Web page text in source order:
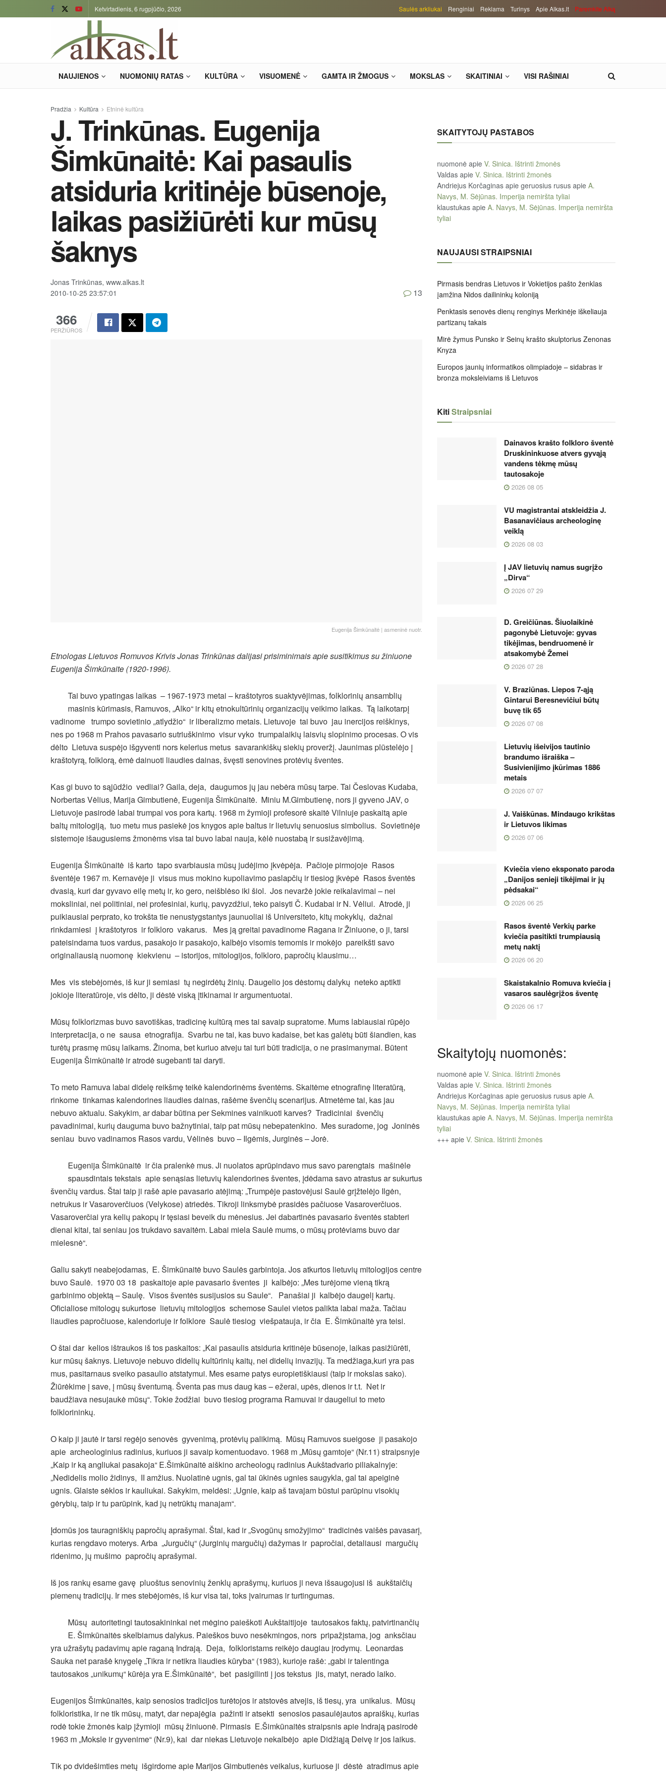
Ketvirtadienis, 6 rugpjūčio, 2026 Saulės arkliukai Renginiai Reklama Turinys Apie Alkas.lt Paremkite Alką
NAUJIENOS NUOMONIŲ RATAS KULTŪRA VISUOMENĖ GAMTA IR ŽMOGUS MOKSLAS SKAITINIAI VISI RAŠINIAI
Pradžia Kultūra Etninė kultūra
J. Trinkūnas. Eugenija
Šimkūnaitė: Kai pasaulis
atsiduria kritinėje būsenoje,
laikas pasižiūrėti kur mūsų
šaknys
Jonas Trinkūnas, www.alkas.lt
2010-10-25 23:57:01
366
PERŽIŪROS
13
Eugenija Šimkūnaitė | asmeninė nuotr.
Etnologas Lietuvos Romuvos Krivis Jonas Trinkūnas dalijasi prisiminimais apie susitikimus su žiniuone
Eugenija Šimkūnaite (1920-1996).
Tai buvo ypatingas laikas – 1967-1973 metai – kraštotyros suaktyvėjimas, folklorinių ansamblių
masinis kūrimasis, Ramuvos, „Alko“ ir kitų etnokultūrinių organizacijų veikimo laikas. Tą laikotarpį
vadinome trumpo sovietinio „atlydžio“ ir liberalizmo metais. Lietuvoje tai buvo jau inercijos reiškinys,
nes po 1968 m Prahos pavasario sutriuškinimo visur vyko trumpalaikių laisvių slopinimo procesas. O vis
dėlto Lietuva suspėjo išgyventi nors kelerius metus savarankiškų siekių proveržį. Jaunimas plūstelėjo į
kraštotyrą, folklorą, ėmė dainuoti liaudies dainas, švęsti senovines protėvių šventes.
Kas gi buvo to sąjūdžio vedliai? Gaila, deja, daugumos jų jau nebėra mūsų tarpe. Tai Česlovas Kudaba,
Norbertas Vėlius, Marija Gimbutienė, Eugenija Šimkūnaitė. Miniu M.Gimbutienę, nors ji gyveno JAV, o
Lietuvoje pasirodė labai trumpai vos pora kartų. 1968 m žymioji profesorė skaitė Vilniuje paskaitą apie
baltų mitologiją, tuo metu mus pasiekė jos knygos apie baltus ir lietuvių senuosius simbolius. Sovietinėje
sistemoje išaugusiems žmonėms visa tai buvo labai nauja, kėlė nuostabą ir susižavėjimą.
Eugenija Šimkūnaitė iš karto tapo svarbiausia mūsų judėjimo įkvėpėja. Pačioje pirmojoje Rasos
šventėje 1967 m. Kernavėje ji visus mus mokino kupoliavimo paslapčių ir tiesiog įkvėpė Rasos šventės
dvasią, kuri dar gyvavo eilę metų ir, ko gero, neišblėso iki šiol. Jos nevaržė jokie reikalavimai – nei
moksliniai, nei politiniai, nei profesiniai, kurių, pavyzdžiui, teko paisyti Č. Kudabai ir N. Vėliui. Atrodė, ji
puikiausiai perprato, ko trokšta tie nenustygstantys jaunuoliai iš Universiteto, kitų mokyklų, dažnai
rinkdamiesi į kraštotyros ir folkloro vakarus. Mes ją greitai pavadinome Ragana ir Žiniuone, o ji, tarsi
pateisindama tuos vardus, pasakojo ir pasakojo, kalbėjo visomis temomis ir mokėjo pareikšti savo
originaliausią nuomonę kiekvienu – istorijos, mitologijos, folkloro, papročių klausimu…
Mes vis stebėjomės, iš kur ji semiasi tų negirdėtų žinių. Daugelio jos dėstomų dalykų neteko aptikti
jokioje literatūroje, vis dėlto, ji dėstė viską įtikinamai ir argumentuotai.
Mūsų folklorizmas buvo savotiškas, tradicinę kultūrą mes tai savaip supratome. Mums labiausiai rūpėjo
interpretacija, o ne sausa etnografija. Svarbu ne tai, kas buvo kadaise, bet kas galėtų būti šiandien, kas
turėtų prasmę mūsų laikams. Žinoma, bet kuriuo atveju tai turi būti tradicija, o ne prasimanymai. Būtent
Eugenija Šimkūnaitė ir atrodė sugebanti tai daryti.
To meto Ramuva labai didelę reikšmę teikė kalendorinėms šventėms. Skaitėme etnografinę literatūrą,
rinkome tinkamas kalendorines liaudies dainas, rašėme švenčių scenarijus. Atmetėme tai, kas jau
nebuvo aktualu. Sakykim, ar dabar būtina per Sekmines vainikuoti karves? Tradiciniai švenčių
pavadinimai, kurių dauguma buvo bažnytiniai, taip pat mūsų nebepatenkino. Mes suradome, jog Joninės
seniau buvo vadinamos Rasos vardu, Vėlinės buvo – Ilgėmis, Jurginės – Jorė.
Eugenija Šimkūnaitė ir čia pralenkė mus. Ji nuolatos aprūpindavo mus savo parengtais mašinėle
spausdintais tekstais apie senąsias lietuvių kalendorines šventes, įdėdama savo atrastus ar sukurtus
švenčių vardus. Štai taip ji rašė apie pavasario atėjimą: „Trumpėje pastovėjusi Saulė grįžtelėjo Ilgėn,
netrukus ir Vasaroverčiuos (Velykose) atriedės. Tikroji linksmybė prasidės pačiuose Vasaroverčiuos.
Vasaroverčiai yra kelių pakopų ir tęsiasi beveik du mėnesius. Jei dabartinės pavasario šventės stabteri
dienai kitai, tai seniau jos trukdavo savaitėm. Labai miela Saulė mums, o mūsų protėviams buvo dar
mielesnė“.
Galiu sakyti neabejodamas, E. Šimkūnaitė buvo Saulės garbintoja. Jos atkurtos lietuvių mitologijos centre
buvo Saulė. 1970 03 18 paskaitoje apie pavasario šventes ji kalbėjo: „Mes turėjome vieną tikrą
garbinimo objektą – Saulę. Visos šventės susijusios su Saule“. Panašiai ji kalbėjo daugelį kartų.
Oficialiose mitologų sukurtose lietuvių mitologijos schemose Saulei vietos palikta labai maža. Tačiau
liaudies papročiuose, kalendoriuje ir folklore Saulė tiesiog viešpatauja, ir čia E. Šimkūnaitė yra teisi.
O štai dar kelios ištraukos iš tos paskaitos: „Kai pasaulis atsiduria kritinėje būsenoje, laikas pasižiūrėti,
kur mūsų šaknys. Lietuvoje nebuvo didelių kultūrinių kaitų, nei didelių invazijų. Ta medžiaga,kuri yra pas
mus, pasitarnaus sveiko pasaulio atstatymui. Mes esame patys europietiškiausi (taip ir mokslas sako).
Žiūrėkime į save, į mūsų šventumą. Šventa pas mus daug kas – ežerai, upės, dienos ir t.t. Net ir
baudžiava nesujaukė mūsų“. Tokie žodžiai buvo tiesiog programa Ramuvai ir daugeliui to meto
folklorininkų.
O kaip ji jautė ir tarsi regėjo senovės gyvenimą, protėvių palikimą. Mūsų Ramuvos sueigose ji pasakojo
apie archeologinius radinius, kuriuos ji savaip komentuodavo. 1968 m „Mūsų gamtoje“ (Nr.11) straipsnyje
„Kaip ir ką angliukai pasakoja“ E.Šimkūnaitė aiškino archeologų radinius Aukštadvario piliakalnyje:
„Nedidelis molio židinys, II amžius. Nuolatinė ugnis, gal tai ūkinės ugnies saugykla, gal tai apeiginė
ugnis. Glaiste sėklos ir kauliukai. Sakykim, meldėsi: „Ugnie, kaip aš tavajam būstui parūpinu visokių
gėrybių, taip ir tu parūpink, kad jų netrūktų manajam“.
Įdomūs jos tauragniškių papročių aprašymai. Štai, kad ir „Svogūnų smožyjimo“ tradicinės vaišės pavasarį,
kurias rengdavo moterys. Arba „Jurgučių“ (Jurginių margučių) dažymas ir papročiai, detaliausi margučių
ridenimo, jų mušimo papročių aprašymai.
Iš jos rankų esame gavę pluoštus senovinių ženklų aprašymų, kuriuos ji neva išsaugojusi iš aukštaičių
piemenų tradicijų. Ir mes stebėjomės, iš kur visa tai, toks įvairumas ir turtingumas.
Mūsų autoritetingi tautosakininkai net mėgino paieškoti Aukštaitijoje tautosakos faktų, patvirtinančių
E. Šimkūnaitės skelbiamus dalykus. Paieškos buvo nesėkmingos, nors pripažįstama, jog anksčiau
yra užrašytų padavimų apie raganą Indrają. Deja, folkloristams reikėjo daugiau įrodymų. Leonardas
Sauka net parašė knygelę „Tikra ir netikra liaudies kūryba“ (1983), kurioje rašė: „gabi ir talentinga
tautosakos „unikumų“ kūrėja yra E.Šimkūnaitė“, bet pasigilinti į jos tekstus jis, matyt, nerado laiko.
Eugenijos Šimkūnaitės, kaip senosios tradicijos turėtojos ir atstovės atvejis, iš tiesų, yra unikalus. Mūsų
folkloristika, ir ne tik mūsų, matyt, dar nepajėgia pažinti ir atsekti senosios pasaulėjautos apraiškų, kurias
rodė tokie žmonės kaip įžymioji mūsų žiniuonė. Pirmasis E.Šimkūnaitės straipsnis apie Indrają pasirodė
1963 m „Moksle ir gyvenime“ (Nr.9), kai dar niekas Lietuvoje nekalbėjo apie Didžiąją Deivę ir jos laikus.
Tik po dvidešimties metų išgirdome apie Marijos Gimbutienės veikalus, kuriuose ji dėstė atradimus apie
SKAITYTOJŲ PASTABOS
nuomonė apie V. Sinica. Ištrinti žmonės
Valdas apie V. Sinica. Ištrinti žmonės
Andriejus Korčaginas apie geruosius rusus apie A.
Navys, M. Sėjūnas. Imperija nemiršta tyliai
klaustukas apie A. Navys, M. Sėjūnas. Imperija nemiršta
tyliai
NAUJAUSI STRAIPSNIAI
Pirmasis bendras Lietuvos ir Vokietijos pašto ženklas
įamžina Nidos dailininkų koloniją
Penktasis senovės dienų renginys Merkinėje iškeliauja
partizanų takais
Mirė žymus Punsko ir Seinų krašto skulptorius Zenonas
Knyza
Europos jaunių informatikos olimpiadoje – sidabras ir
bronza moksleiviams iš Lietuvos
KitiStraipsniai
Dainavos krašto folkloro šventė
Druskininkuose atvers gyvąją
vandens tėkmę mūsų
tautosakoje
2026 08 05
VU magistrantai atskleidžia J.
Basanavičiaus archeologinę
veiklą
2026 08 03
Į JAV lietuvių namus sugrįžo
„Dirva“
2026 07 29
D. Greičiūnas. Šiuolaikinė
pagonybė Lietuvoje: gyvas
tikėjimas, bendruomenė ir
atsakomybė Žemei
2026 07 28
V. Braziūnas. Liepos 7-ąją
Gintarui Beresnevičiui būtų
buvę tik 65
2026 07 08
Lietuvių išeivijos tautinio
brandumo išraiška –
Susivienijimo įkūrimas 1886
metais
2026 07 07
J. Vaiškūnas. Mindaugo krikštas
ir Lietuvos likimas
2026 07 06
Kviečia vieno eksponato paroda
„Danijos senieji tikėjimai ir jų
pėdsakai“
2026 06 25
Rasos šventė Verkių parke
kviečia pasitikti trumpiausią
metų naktį
2026 06 20
Skaistakalnio Romuva kviečia į
vasaros saulėgrįžos šventę
2026 06 17
Skaitytojų nuomonės:
nuomonė apie V. Sinica. Ištrinti žmonės
Valdas apie V. Sinica. Ištrinti žmonės
Andriejus Korčaginas apie geruosius rusus apie A.
Navys, M. Sėjūnas. Imperija nemiršta tyliai
klaustukas apie A. Navys, M. Sėjūnas. Imperija nemiršta
tyliai
+++ apie V. Sinica. Ištrinti žmonės